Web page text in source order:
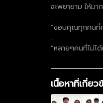
จะพยายาม ให้มา
.
“ขอบคุณทุกคนที่
.
“หลายๆคนที่ไม่ไ
เนื้อหาที่เกี่ยว